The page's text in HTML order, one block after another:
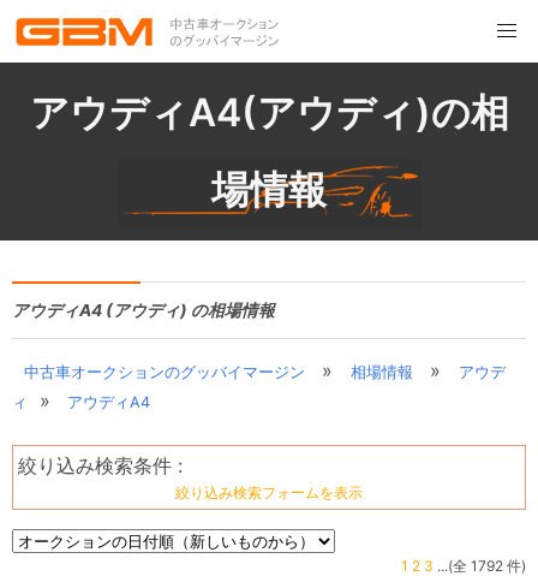
アウディA4(アウディ)の相
場情報
アウディA4 (アウディ) の相場情報
中古車オークションのグッバイマージン » 相場情報 »
アウデ
ィ
» アウディA4
絞り込み検索条件 :
絞り込み検索フォームを表示
1 2 3 ...(全 1792 件)